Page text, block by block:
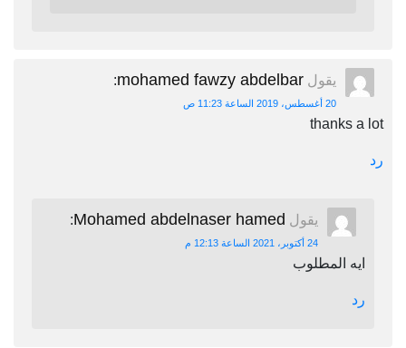
يقول mohamed fawzy abdelbar
:
20 أغسطس، 2019 الساعة 11:23 ص
thanks a lot
رد
يقول Mohamed abdelnaser hamed
:
24 أكتوبر، 2021 الساعة 12:13 م
ايه المطلوب
رد